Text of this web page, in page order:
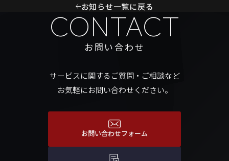
お知らせ一覧に戻る
CONTACT
お問い合わせ
サービスに関するご質問・ご相談など
お気軽にお問い合わせください。
お問い合わせフォーム